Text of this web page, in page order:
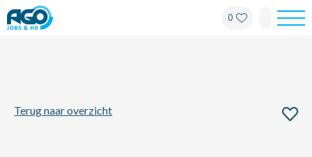
0
Terug naar overzicht